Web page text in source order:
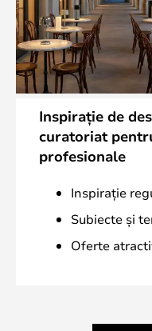
Inspirație de
curatoriat
profesionale
Inspirație
Subiecte și
Oferte